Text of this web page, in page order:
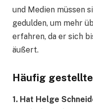
und Medien müssen
gedulden, um mehr
erfahren, da er sich
äußert.
Häufig gestellte
1. Hat Helge